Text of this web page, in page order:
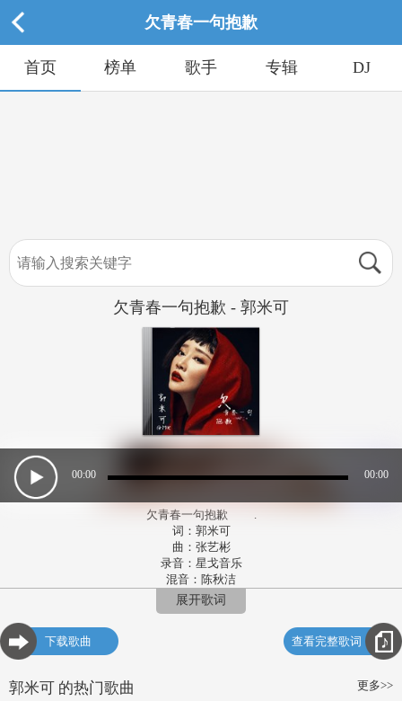
欠青春一句抱歉
首页 榜单 歌手 专辑 DJ
欠青春一句抱歉 - 郭米可
00:00 00:00
欠青春一句抱歉 .
词：郭米可
曲：张艺彬
录音：星戈音乐
混音：陈秋洁
欢迎来 我的心里坐坐
喝杯茶 聊一聊 曾经那些快乐
展开歌词
下载歌曲 查看完整歌词
更多>>
郭米可 的热门歌曲